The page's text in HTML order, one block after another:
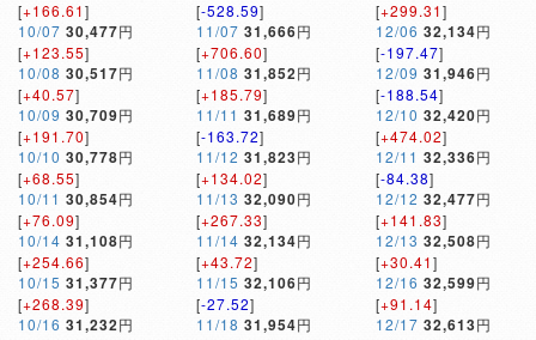
[+166.61]
10/07 30,477円
[+123.55]
10/08 30,517円
[+40.57]
10/09 30,709円
[+191.70]
10/10 30,778円
[+68.55]
10/11 30,854円
[+76.09]
10/14 31,108円
[+254.66]
10/15 31,377円
[+268.39]
10/16 31,232円
[-528.59]
11/07 31,666円
[+706.60]
11/08 31,852円
[+185.79]
11/11 31,689円
[-163.72]
11/12 31,823円
[+134.02]
11/13 32,090円
[+267.33]
11/14 32,134円
[+43.72]
11/15 32,106円
[-27.52]
11/18 31,954円
[+299.31]
12/06 32,134円
[-197.47]
12/09 31,946円
[-188.54]
12/10 32,420円
[+474.02]
12/11 32,336円
[-84.38]
12/12 32,477円
[+141.83]
12/13 32,508円
[+30.41]
12/16 32,599円
[+91.14]
12/17 32,613円